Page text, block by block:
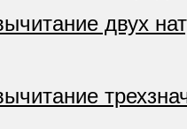
двух